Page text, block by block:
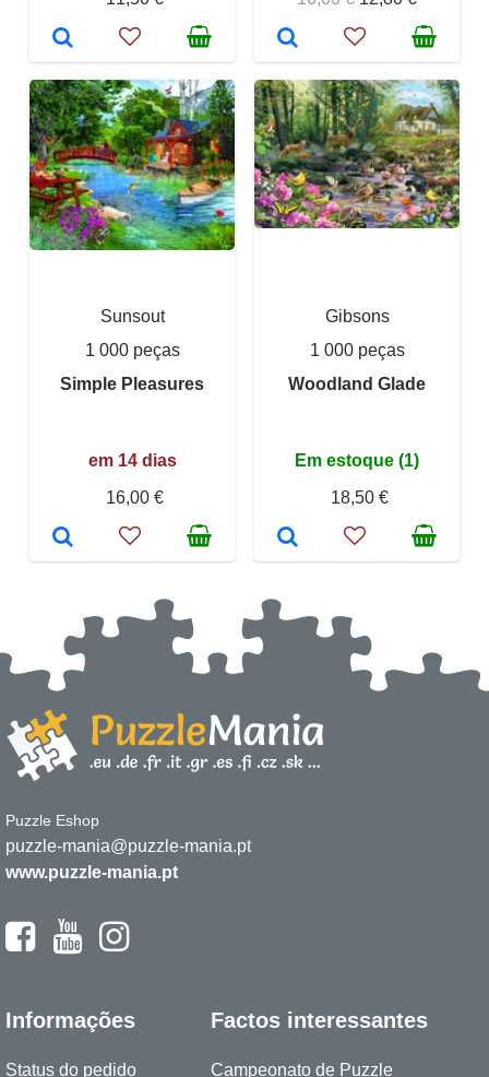
Sunsout
1 000 peças
Simple Pleasures
em 14 dias
16,00 €
Gibsons
1 000 peças
Woodland Glade
Em estoque (1)
18,50 €
Puzzle Eshop
puzzle-mania@puzzle-mania.pt
www.puzzle-mania.pt
Informações
Status do pedido
Factos interessantes
Campeonato de Puzzle